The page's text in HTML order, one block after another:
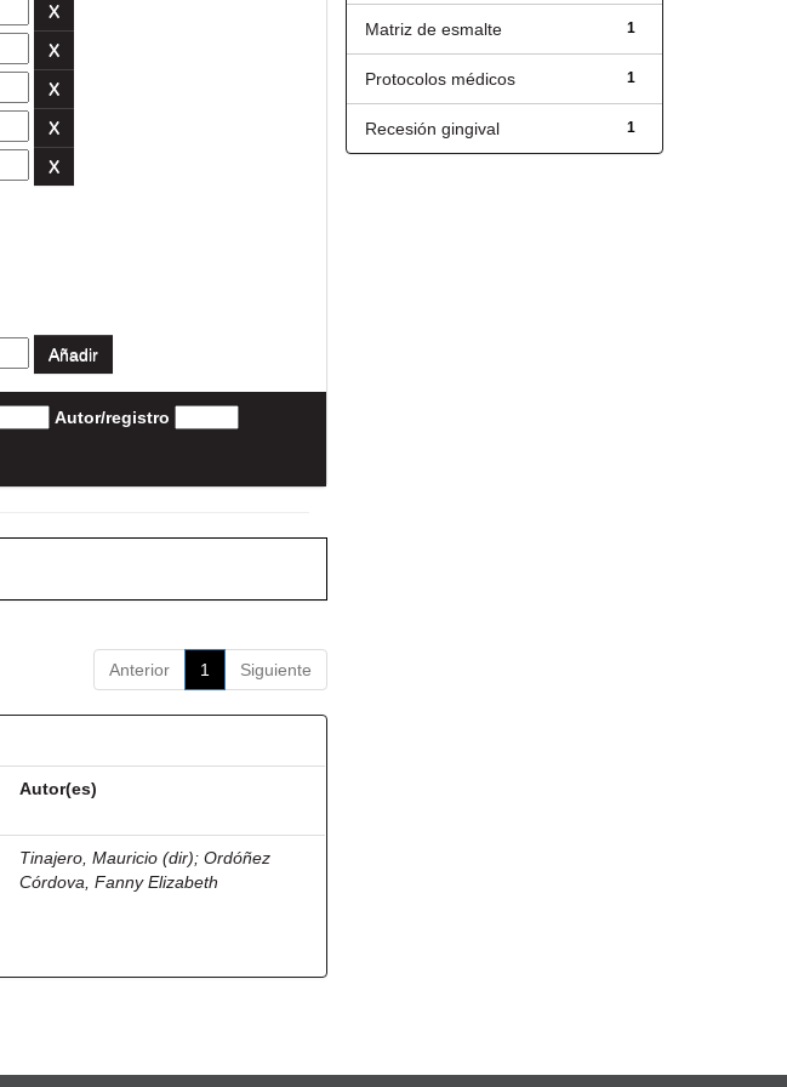
Autor/registro
Anterior 1 Siguiente
Autor(es)
Tinajero, Mauricio (dir);Ordóñez
Córdova, Fanny Elizabeth
1
Matriz de esmalte
1
Protocolos médicos
1
Recesión gingival